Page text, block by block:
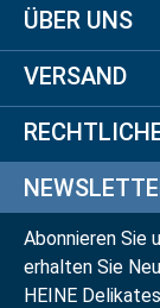
ÜBER UNS
VERSAND
Abonnieren Sie
erhalten Sie
HEINE